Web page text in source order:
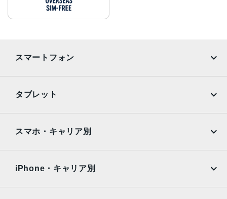
スマートフォン
AQUOS
OPPO Android
タブレット
Surface
Xiaomi Tablet
スマホ・キャリア別
iPhone・キャリア別